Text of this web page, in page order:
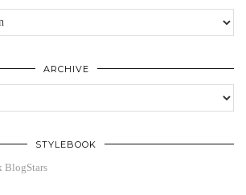
ARCHIVE
STYLEBOOK